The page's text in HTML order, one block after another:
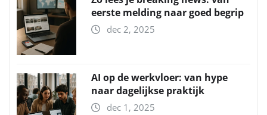
eerste melding naar goed begrip
dec 2, 2025
AI op de werkvloer: van hype
naar dagelijkse praktijk
dec 1, 2025